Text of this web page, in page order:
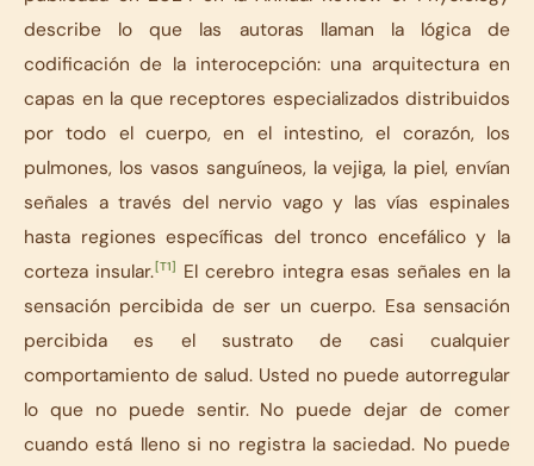
describe lo que las autoras llaman la lógica de
codificación de la interocepción: una arquitectura en
capas en la que receptores especializados distribuidos
por todo el cuerpo, en el intestino, el corazón, los
pulmones, los vasos sanguíneos, la vejiga, la piel, envían
señales a través del nervio vago y las vías espinales
hasta regiones específicas del tronco encefálico y la
corteza insular.[T1]
El cerebro integra esas señales en la
sensación percibida de ser un cuerpo. Esa sensación
percibida es el sustrato de casi cualquier
comportamiento de salud. Usted no puede autorregular
lo que no puede sentir. No puede dejar de comer
cuando está lleno si no registra la saciedad. No puede